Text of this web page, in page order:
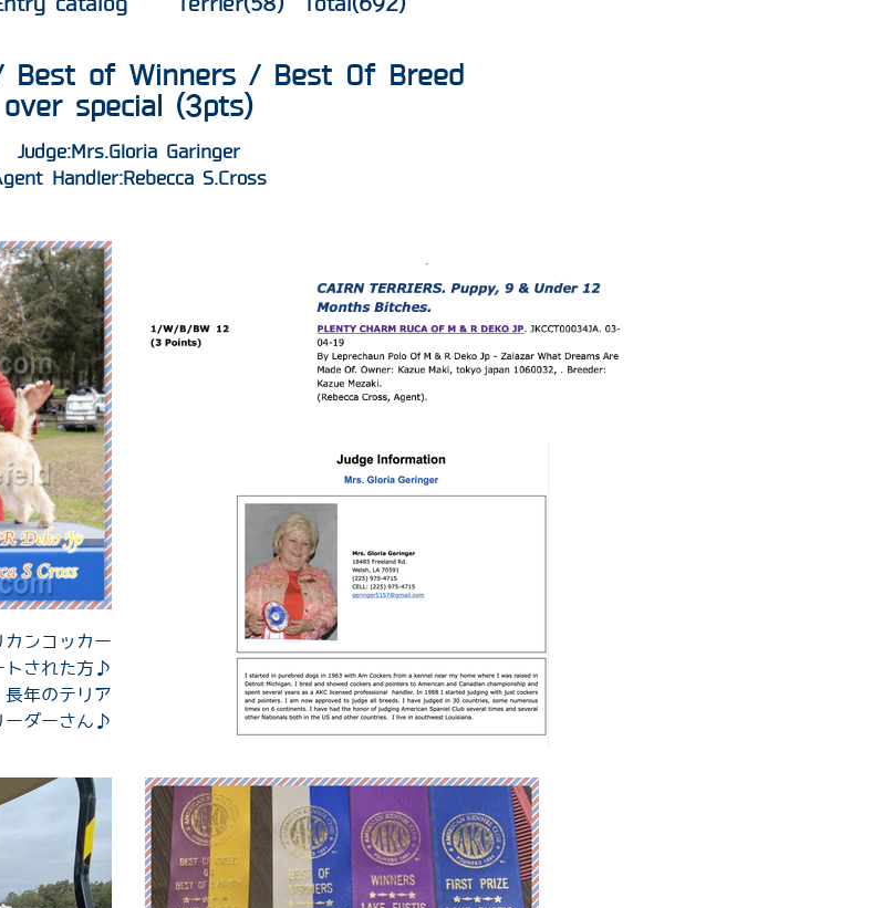
catalog Terrier(58) Total(692)
Best of Winners / Best Of Breed
over special (3pts)
Judge:Mrs.Gloria Garinger
Handler:Rebecca S.Cross
ンコッカー
トされた方♪
年のテリア
ーダーさん♪